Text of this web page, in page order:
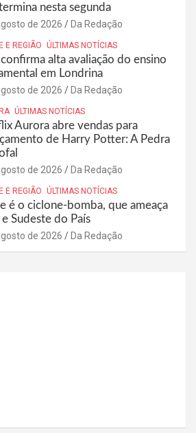
nesta segunda
de 2026 Da Redação
E REGIÃO ÚLTIMAS NOTÍCIAS
confirma alta avaliação do ensino
em Londrina
de 2026 Da Redação
ÚLTIMAS NOTÍCIAS
Aurora abre vendas para
de Harry Potter: A Pedra
de 2026 Da Redação
E REGIÃO ÚLTIMAS NOTÍCIAS
é o ciclone-bomba, que ameaça
e Sudeste do País
de 2026 Da Redação